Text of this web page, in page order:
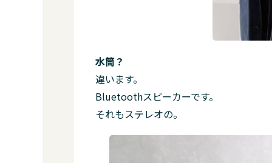
水筒？
違います。
Bluetoothスピーカーです。
それもステレオの。